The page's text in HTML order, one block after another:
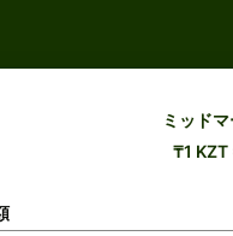
ミッド
₸1